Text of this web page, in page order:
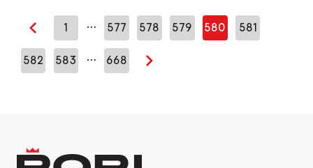
Edellinen sivu
1 … 577 578 579 580 581
582 583 … 668
Seuraava sivu